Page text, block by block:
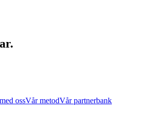
ossVår metodVår partnerbank